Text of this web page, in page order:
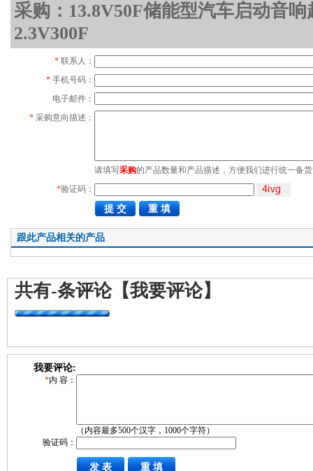
采购：13.8V50F储能型汽车启动音
2.3V300F
* 联系人：
* 手机号码：
电子邮件：
* 采购意向描述：
请填写采购的产品数量和产品描述，方便我们进行统一备
*验证码：
跟此产品相关的产品
共有-条评论【我要评论】
我要评论:
*内 容：
（内容最多500个汉字，1000个字符）
验证码：